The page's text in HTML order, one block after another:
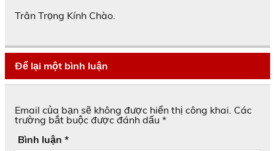
Trân Trọng Kính Chào.
Để lại một bình luận
Email của bạn sẽ không được hiển thị công khai. Các
trường bắt buộc được đánh dấu *
Bình luận *